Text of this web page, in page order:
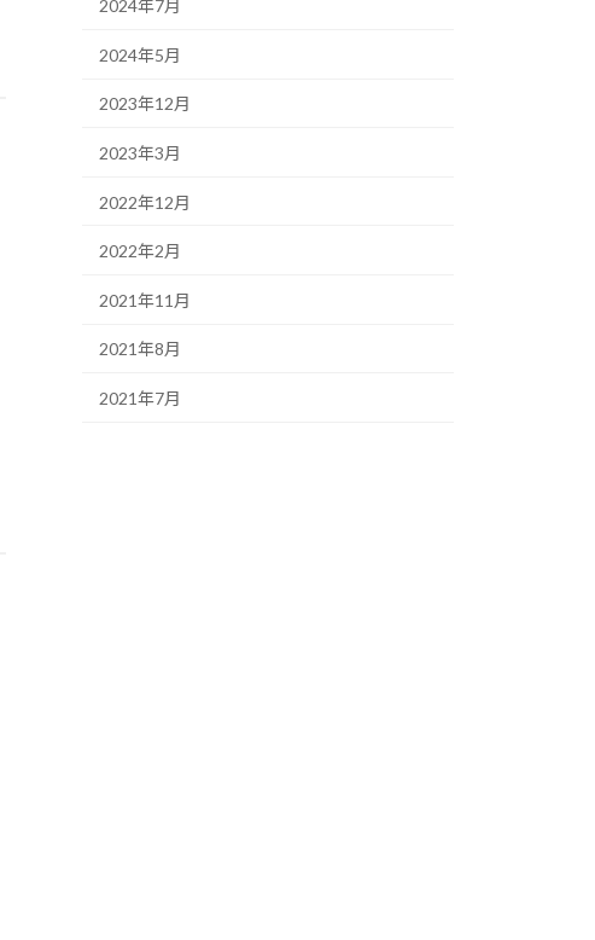
2024年7月
2024年5月
2023年12月
2023年3月
2022年12月
2022年2月
2021年11月
2021年8月
2021年7月